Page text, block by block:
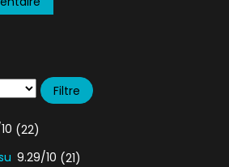
(22)
9.29/10 (21)